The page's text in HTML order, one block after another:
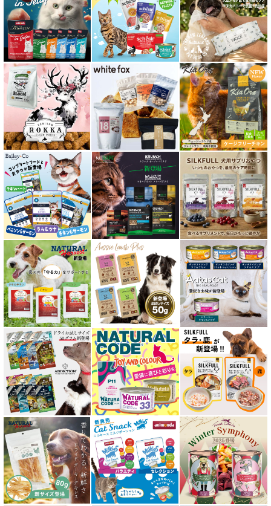
肥満ケア対応 フード for CAT
泌尿器ケア対応 フード for CAT
胃腸ケア対応 フード for CAT
口腔内・喉ケア対応商品 猫用
食欲サポート対応キャットフード
肝臓ケア対応キャットフード
免疫サポート 猫用
低脂肪 ドライフード for CAT
水分補給用ウェットフード for CAT
特集 穀物不使用 キャットフード（ドライ）
エアドライ キャットフード
フリーズドライ キャットフード
おやつ全アイテム
素材そのまま